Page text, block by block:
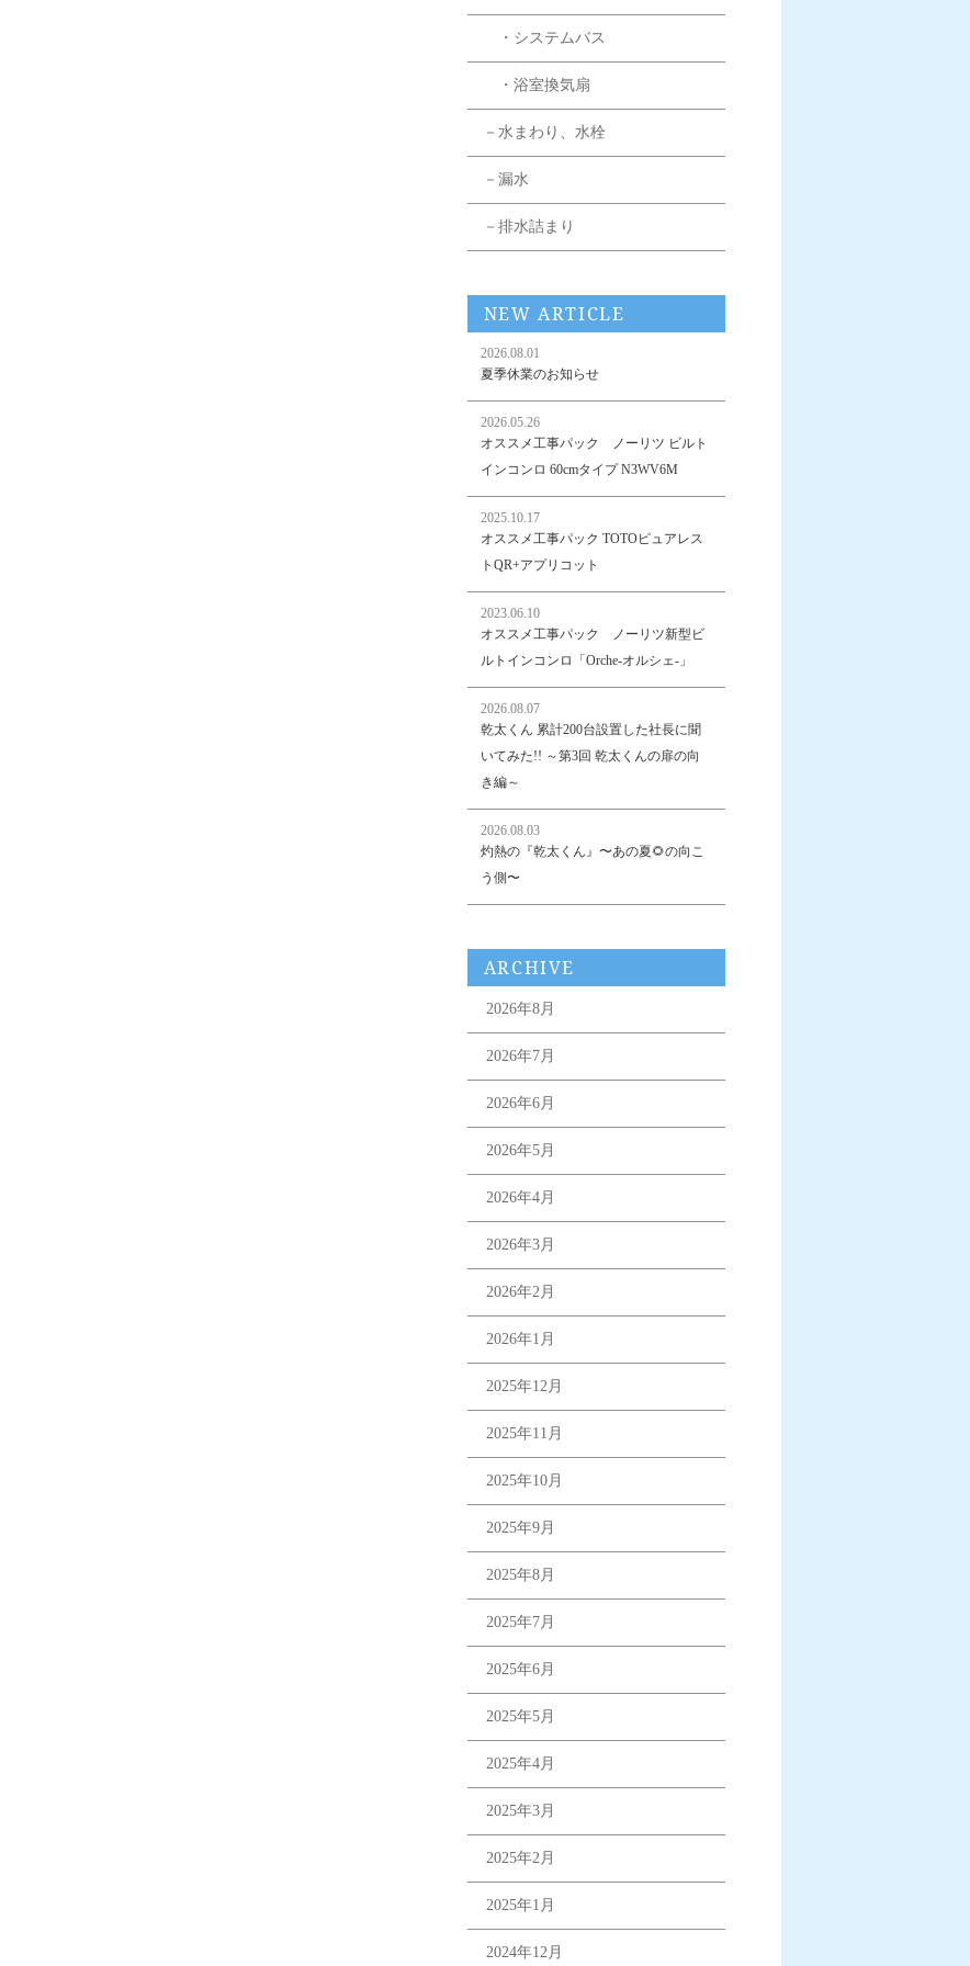
・システムバス
・浴室換気扇
－水まわり、水栓
－漏水
－排水詰まり
NEW ARTICLE
2026.08.01
夏季休業のお知らせ
2026.05.26
オススメ工事パック ノーリツ ビルト
インコンロ 60cmタイプ N3WV6M
2025.10.17
オススメ工事パック TOTOピュアレス
トQR+アプリコット
2023.06.10
オススメ工事パック ノーリツ新型ビ
ルトインコンロ「Orche-オルシェ-」
2026.08.07
乾太くん 累計200台設置した社長に聞
いてみた!! ～第3回 乾太くんの扉の向
き編～
2026.08.03
灼熱の『乾太くん』〜あの夏🌻の向こ
う側〜
ARCHIVE
2026年8月
2026年7月
2026年6月
2026年5月
2026年4月
2026年3月
2026年2月
2026年1月
2025年12月
2025年11月
2025年10月
2025年9月
2025年8月
2025年7月
2025年6月
2025年5月
2025年4月
2025年3月
2025年2月
2025年1月
2024年12月